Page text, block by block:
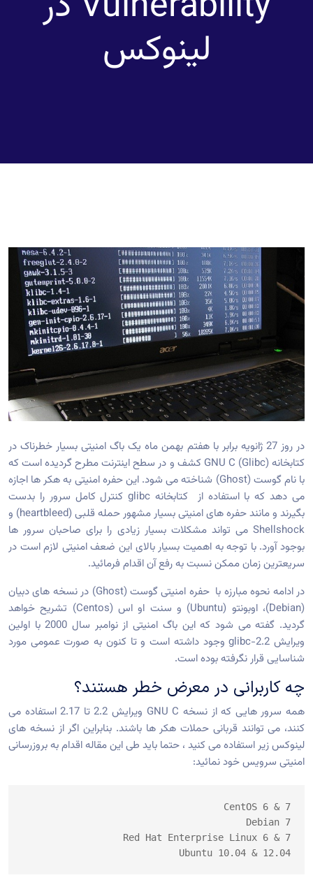
لینوکس
در روز 27 ژانویه برابر با هفتم بهمن ماه یک باگ امنیتی بسیار خطرناک در
کتابخانه (GNU C (Glibc کشف و در سطح اینترنت مطرح گردیده است که
با نام گوست (Ghost) شناخته می شود. این حفره امنیتی به هکر ها اجازه
می دهد که با استفاده از کتابخانه glibc کنترل کامل سرور را بدست
بگیرند و مانند حفره های امنیتی بسیار مشهور حمله قلبی (heartbleed) و
Shellshock می تواند مشکلات بسیار زیادی را برای صاحبان سرور ها
بوجود آورد. با توجه به اهمیت بسیار بالای این ضعف امنیتی لازم است در
سریعترین زمان ممکن نسبت به رفع آن اقدام فرمائید.
در ادامه نحوه مبارزه با حفره امنیتی گوست (Ghost) در نسخه های دبیان
(Debian)، اوبونتو (Ubuntu) و سنت او اس (Centos) تشریح خواهد
گردید. گفته می شود که این باگ امنیتی از نوامبر سال 2000 با اولین
ویرایش glibc-2.2 وجود داشته است و تا کنون به صورت عمومی مورد
شناسایی قرار نگرفته بوده است.
چه کاربرانی در معرض خطر هستند؟
همه سرور هایی که از نسخه GNU C ویرایش 2.2 تا 2.17 استفاده می
کنند، می توانند قربانی حملات هکر ها باشند. بنابراین اگر از نسخه های
لینوکس زیر استفاده می کنید ، حتما باید طی این مقاله اقدام به بروزرسانی
امنیتی سرویس خود نمائید:
CentOS 6 & 7
Debian 7
Red Hat Enterprise Linux 6 & 7
Ubuntu 10.04 & 12.04